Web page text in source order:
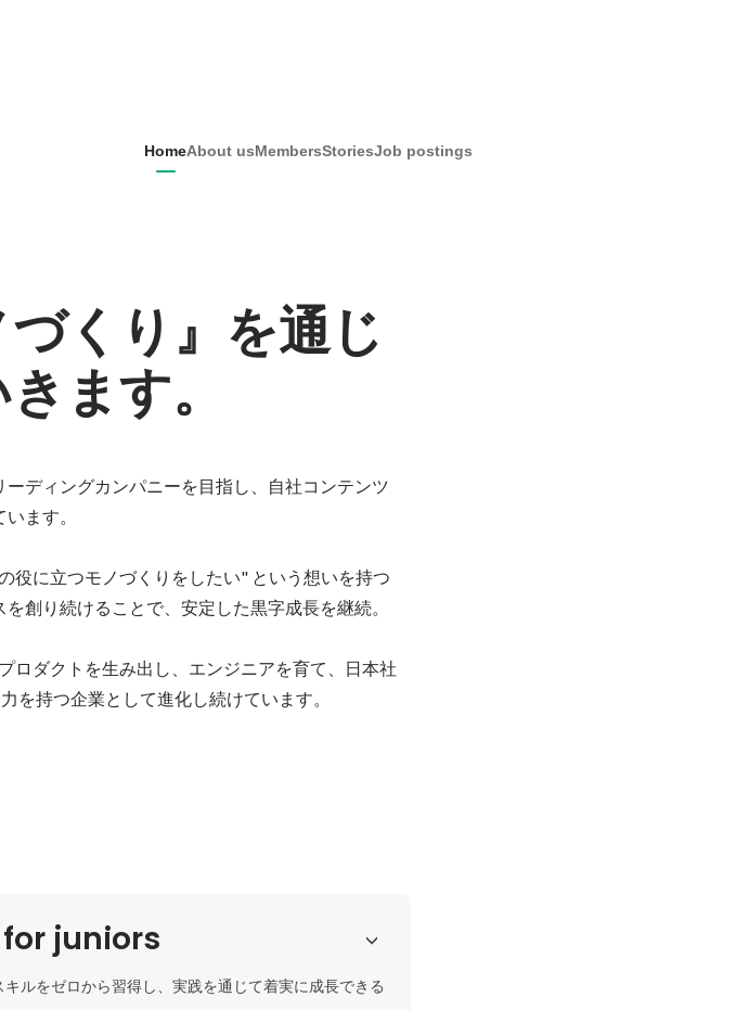
HomeAbout usMembersStoriesJob postings
くり』を通じ
ます。
ディングカンパニーを目指し、自社コンテンツ
ます。
役に立つモノづくりをしたい" という想いを持つ
創り続けることで、安定した黒字成長を継続。
ロダクトを生み出し、エンジニアを育て、日本社
juniors
ルをゼロから習得し、実践を通じて着実に成長できる